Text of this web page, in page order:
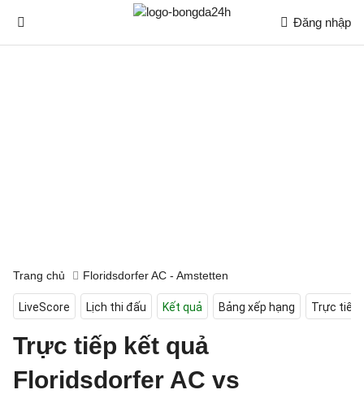
Đăng nhập
Trang chủ Floridsdorfer AC - Amstetten
LiveScore Lịch thi đấu Kết quả Bảng xếp hạng Trực tiếp
Trực tiếp kết quả
Floridsdorfer AC vs